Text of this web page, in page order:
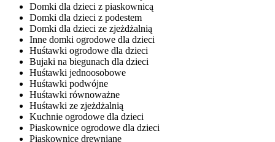
Domki dla dzieci z piaskownicą
Domki dla dzieci z podestem
Domki dla dzieci ze zjeżdżalnią
Inne domki ogrodowe dla dzieci
Huśtawki ogrodowe dla dzieci
Bujaki na biegunach dla dzieci
Huśtawki jednoosobowe
Huśtawki podwójne
Huśtawki równoważne
Huśtawki ze zjeżdżalnią
Kuchnie ogrodowe dla dzieci
Piaskownice ogrodowe dla dzieci
Piaskownice drewniane